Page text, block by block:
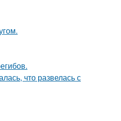
что развелась с